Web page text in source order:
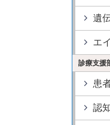
遺
エ
診療支援
患
認